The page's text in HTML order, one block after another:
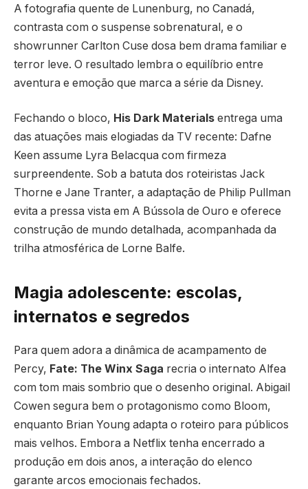
A fotografia quente de Lunenburg, no Canadá,
contrasta com o suspense sobrenatural, e o
showrunner Carlton Cuse dosa bem drama familiar e
terror leve. O resultado lembra o equilíbrio entre
aventura e emoção que marca a série da Disney.
Fechando o bloco, His Dark Materials entrega uma
das atuações mais elogiadas da TV recente: Dafne
Keen assume Lyra Belacqua com firmeza
surpreendente. Sob a batuta dos roteiristas Jack
Thorne e Jane Tranter, a adaptação de Philip Pullman
evita a pressa vista em A Bússola de Ouro e oferece
construção de mundo detalhada, acompanhada da
trilha atmosférica de Lorne Balfe.
Magia adolescente: escolas,
internatos e segredos
Para quem adora a dinâmica de acampamento de
Percy, Fate: The Winx Saga recria o internato Alfea
com tom mais sombrio que o desenho original. Abigail
Cowen segura bem o protagonismo como Bloom,
enquanto Brian Young adapta o roteiro para públicos
mais velhos. Embora a Netflix tenha encerrado a
produção em dois anos, a interação do elenco
garante arcos emocionais fechados.